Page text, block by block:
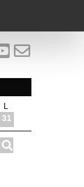
31